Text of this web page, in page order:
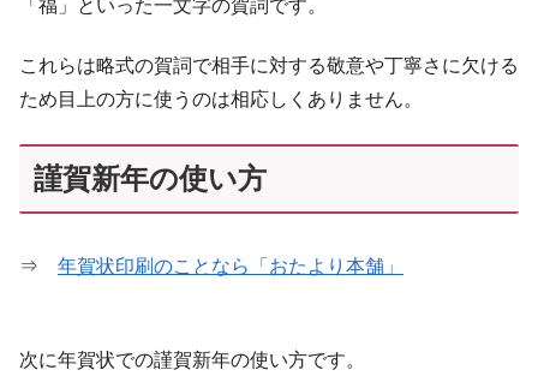
「福」といった一文字の賀詞です。
これらは略式の賀詞で相手に対する敬意や丁寧さに欠ける
ため目上の方に使うのは相応しくありません。
謹賀新年の使い方
⇒ 年賀状印刷のことなら「おたより本舗」
次に年賀状での謹賀新年の使い方です。